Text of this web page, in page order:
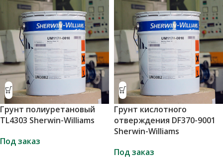
Грунт полиуретановый
TL4303 Sherwin-Williams
Под заказ
Грунт кислотного
отверждения DF370-9001
Sherwin-Williams
Под заказ